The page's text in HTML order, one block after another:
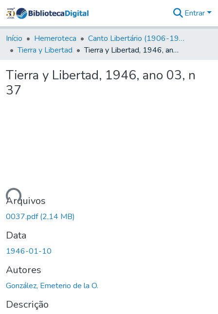
&
Coleções
Tudo na
Digital
Entrar
Início Hemeroteca
Canto Libertário (1906-1995)
Tierra y Libertad
Tierra y Libertad, 1946, ano 03, n 37
Tierra y Libertad, 1946, ano 03, n
37
Arquivos
0037.pdf(2,14 MB)
Data
1946-01-10
Autores
González, Emeterio de la O.
Descrição